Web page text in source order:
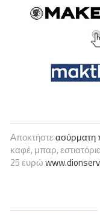
Αποκτήστεασύρματη
καφέ, μπαρ,
25 ευρώ